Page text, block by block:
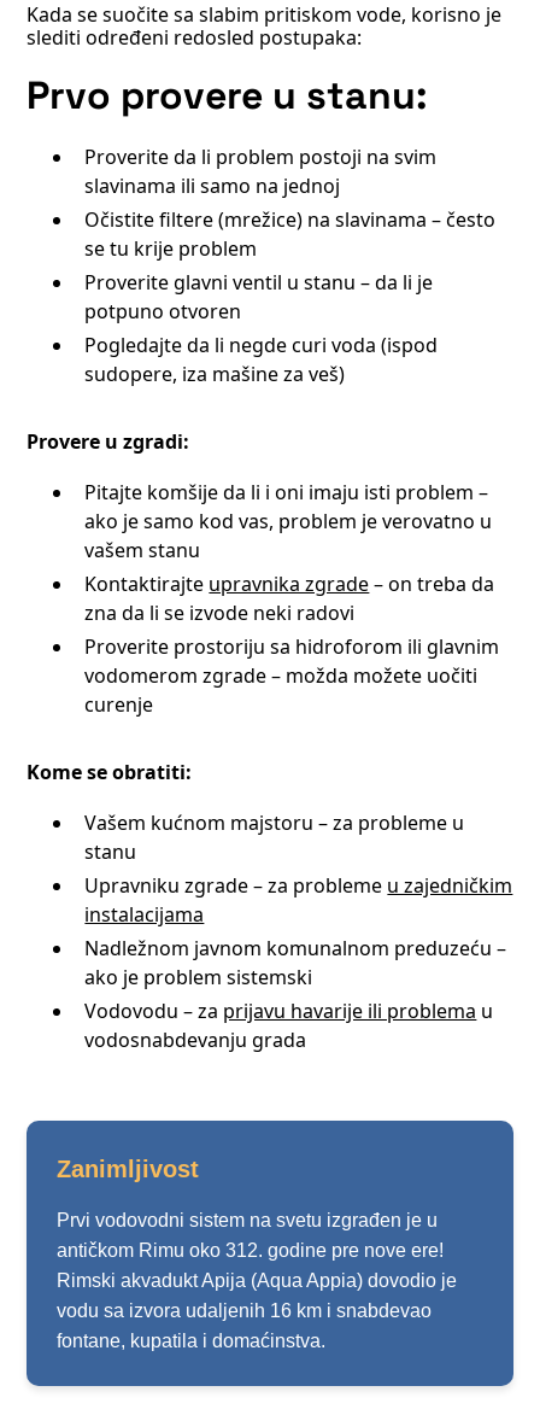
Kada se suočite sa slabim pritiskom vode, korisno je
slediti određeni redosled postupaka:
Prvo provere u stanu:
Proverite da li problem postoji na svim
slavinama ili samo na jednoj
Očistite filtere (mrežice) na slavinama – često
se tu krije problem
Proverite glavni ventil u stanu – da li je
potpuno otvoren
Pogledajte da li negde curi voda (ispod
sudopere, iza mašine za veš)
Provere u zgradi:
Pitajte komšije da li i oni imaju isti problem –
ako je samo kod vas, problem je verovatno u
vašem stanu
Kontaktirajte upravnika zgrade– on treba da
zna da li se izvode neki radovi
Proverite prostoriju sa hidrofоrom ili glavnim
vodomеrom zgrade – možda možete uočiti
curenje
Kome se obratiti:
Vašem kućnom majstoru – za probleme u
stanu
Upravniku zgrade – za probleme u zajedničkim
instalacijama
Nadležnom javnom komunalnom preduzeću –
ako je problem sistemski
Vodovodu – za prijavu havarije ili problema u
vodosnabdevanju grada
Zanimljivost
Prvi vodovodni sistem na svetu izgrađen je u
antičkom Rimu oko 312. godine pre nove ere!
Rimski akvadukt Apija (Aqua Appia) dovodio je
vodu sa izvora udaljenih 16 km i snabdevao
fontane, kupatila i domaćinstva.